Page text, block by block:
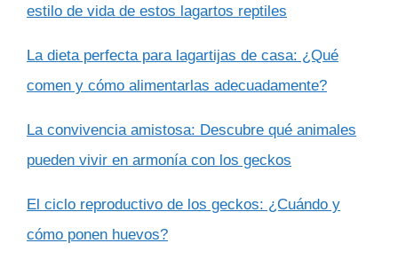
estilo de vida de estos lagartos reptiles
La dieta perfecta para lagartijas de casa: ¿Qué
comen y cómo alimentarlas adecuadamente?
La convivencia amistosa: Descubre qué animales
pueden vivir en armonía con los geckos
El ciclo reproductivo de los geckos: ¿Cuándo y
cómo ponen huevos?